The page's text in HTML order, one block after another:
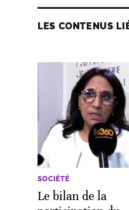
LES CONTENUS
SOCIÉTÉ
Le bilan de la